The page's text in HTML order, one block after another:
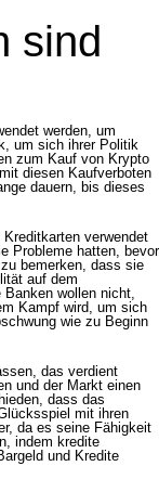
sind
werden, um
um sich ihrer Politik
zum Kauf von Krypto
diesen Kaufverboten
dauern, bis dieses
verwendet
Probleme hatten, bevor
bemerken, dass sie
auf dem
Banken wollen nicht,
Kampf wird, um sich
wie zu Beginn
das verdient
und der Markt einen
dass das
mit ihren
da es seine Fähigkeit
indem kredite
und Kredite